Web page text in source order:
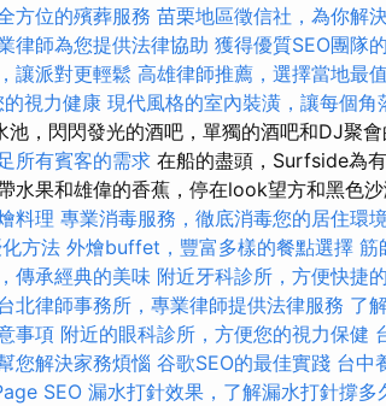
方位的殯葬服務 苗栗地區徵信社，為你解
律師為您提供法律協助 獲得優質SEO團隊
讓派對更輕鬆 高雄律師推薦，選擇當地最
視力健康 現代風格的室內裝潢，讓每個角
，閃閃發光的酒吧，單獨的酒吧和DJ聚會
所有賓客的需求 在船的盡頭，Surfside為
水果和雄偉的香蕉，停在look望方和黑色沙
料理 專業消毒服務，徹底消毒您的居住環境
方法 外燴buffet，豐富多樣的餐點選擇 筋
傳承經典的美味 附近牙科診所，方便快捷
北律師事務所，專業律師提供法律服務 了
事項 附近的眼科診所，方便您的視力保健
您解決家務煩惱 谷歌SEO的最佳實踐 台中
SEO 漏水打針效果，了解漏水打針撐多